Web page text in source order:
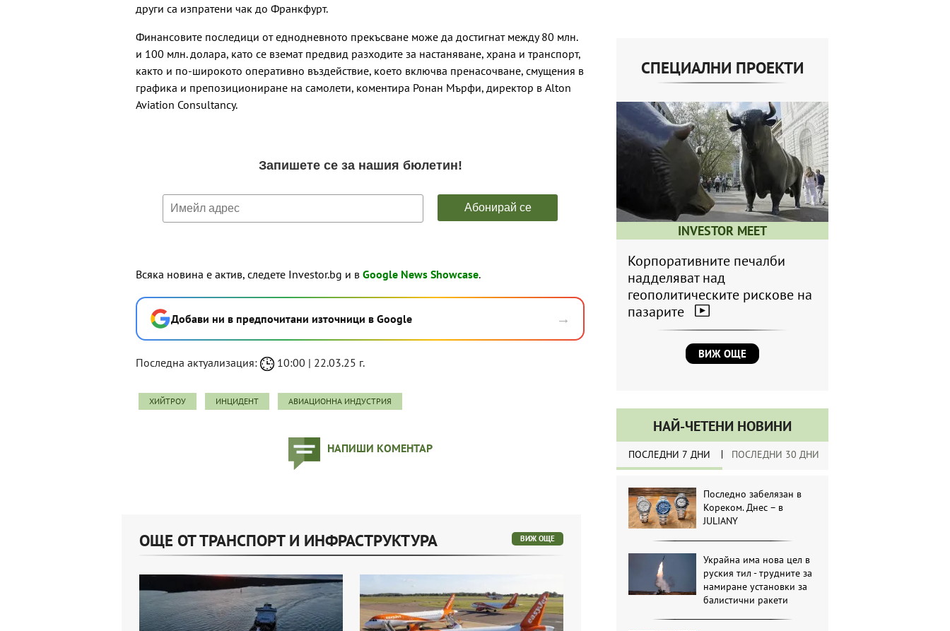
други са изпратени чак до Франкфурт.
Финансовите последици от еднодневното прекъсване може да достигнат между 80 млн.
и 100 млн. долара, като се вземат предвид разходите за настаняване, храна и транспорт,
както и по-широкото оперативно въздействие, което включва пренасочване, смущения в
графика и препозициониране на самолети, коментира Ронан Мърфи, директор в Alton
Aviation Consultancy.
Всяка новина е актив, следете Investor.bg и в Google News Showcase.
Добави ни в предпочитани източници в Google →
Последна актуализация: 10:00 | 22.03.25 г.
ХИЙТРОУ ИНЦИДЕНТ АВИАЦИОННА ИНДУСТРИЯ
НАПИШИ КОМЕНТАР
СПЕЦИАЛНИ ПРОЕКТИ
INVESTOR MEET
Корпоративните печалби
надделяват над
геополитическите рискове на
пазарите
ВИЖ ОЩЕ
НАЙ-ЧЕТЕНИ НОВИНИ
ПОСЛЕДНИ 7 ДНИ ПОСЛЕДНИ 30 ДНИ
Последно забелязан в
Кореком. Днес – в
JULIANY
Украйна има нова цел в
руския тил - трудните за
намиране установки за
балистични ракети
ОЩЕ ОТ ТРАНСПОРТ И ИНФРАСТРУКТУРА ВИЖ ОЩЕ